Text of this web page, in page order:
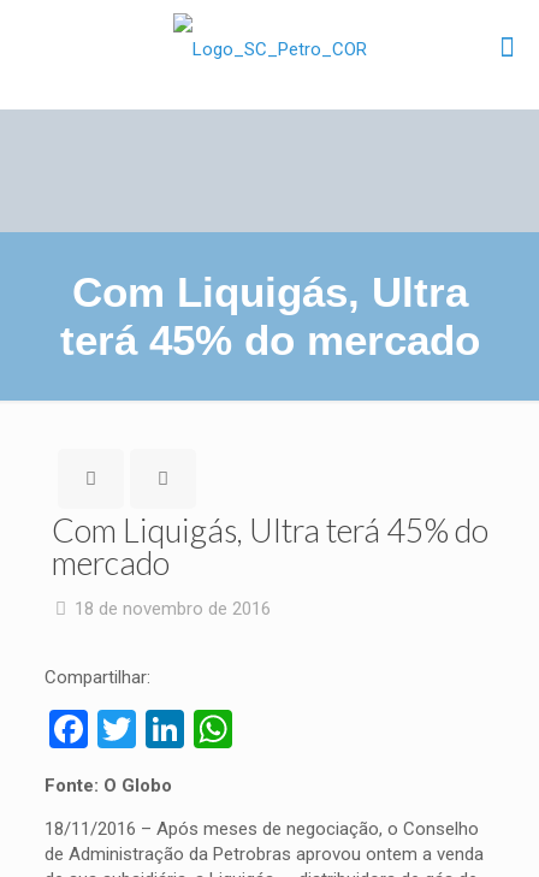
Com Liquigás, Ultra
terá 45% do mercado
Com Liquigás, Ultra terá 45% do
mercado
18 de novembro de 2016
Compartilhar:
Facebook
TwitterLinkedIn
WhatsApp
Fonte: O Globo
18/11/2016 – Após meses de negociação, o Conselho
de Administração da Petrobras aprovou ontem a venda